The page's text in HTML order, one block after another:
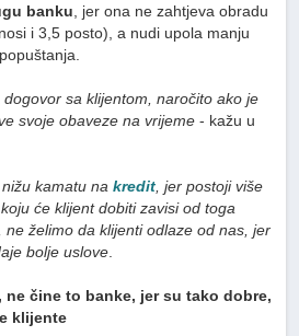
banku, jer ona ne zahtjeva obradu
i 3,5 posto), a nudi upola manju
sa klijentom, naročito ako je
svoje obaveze na vrijeme - kažu u
kamatu nakredit, jer postoji više
će klijent dobiti zavisi od toga
ne želimo da klijenti odlaze od nas, jer
bolje uslove.
ne čine to banke, jer su tako dobre,
klijente